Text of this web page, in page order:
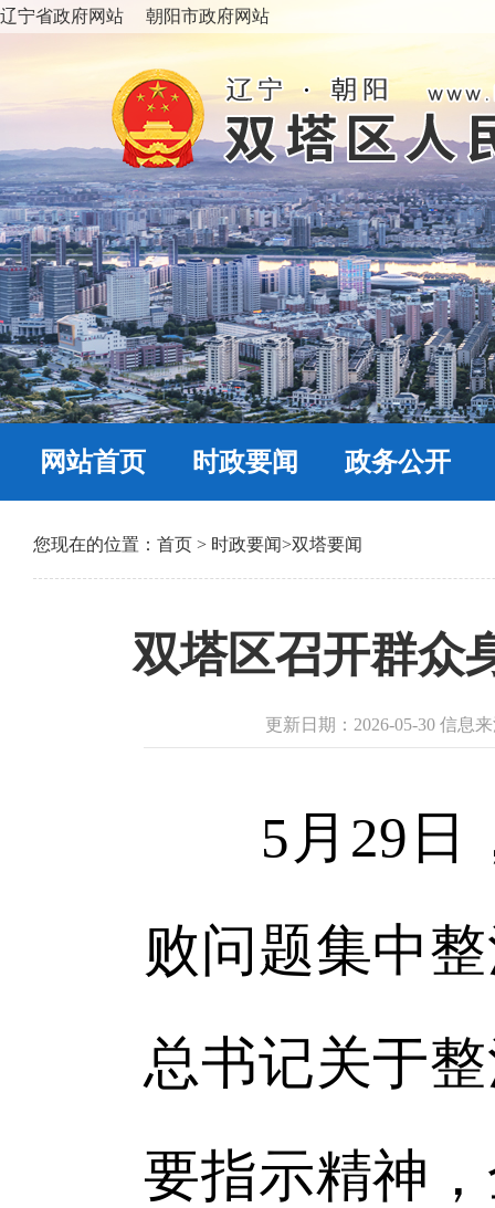
辽宁省政府网站 朝阳市政府网站
网站首页 时政要闻 政务公开
您现在的位置： 首页 > 时政要闻>双塔要闻
双塔区召开群众
更新日期：2026-05-30 信息
5月29日，
败问题集中
总书记关于
要指示精神